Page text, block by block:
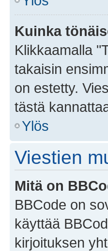
Kuinka
Klikkaamalla
takaisin
on estetty.
tästä
Ylös
Viestien
Mitä on
BBCode on
käyttää
kirjoituksen